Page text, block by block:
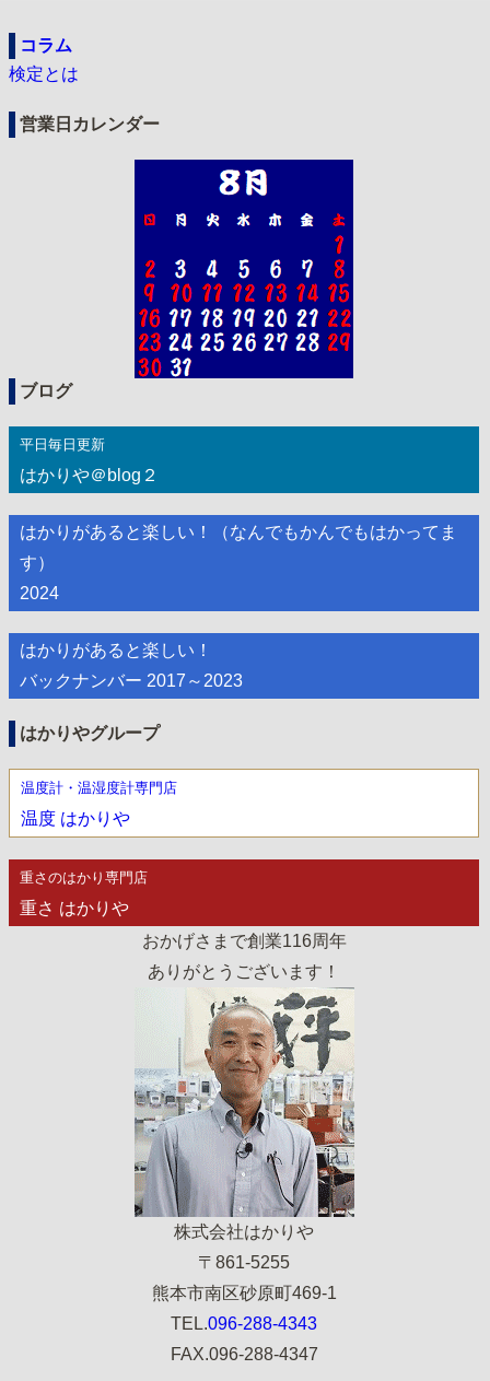
コラム
検定とは
営業日カレンダー
ブログ
平日毎日更新
はかりや＠blog２
はかりがあると楽しい！（なんでもかんでもはかってま
す）
2024
はかりがあると楽しい！
バックナンバー 2017～2023
はかりやグループ
温度計・温湿度計専門店
温度 はかりや
重さのはかり専門店
重さ はかりや
おかげさまで創業116周年
ありがとうございます！
株式会社はかりや
〒861-5255
熊本市南区砂原町469-1
TEL.096-288-4343
FAX.096-288-4347